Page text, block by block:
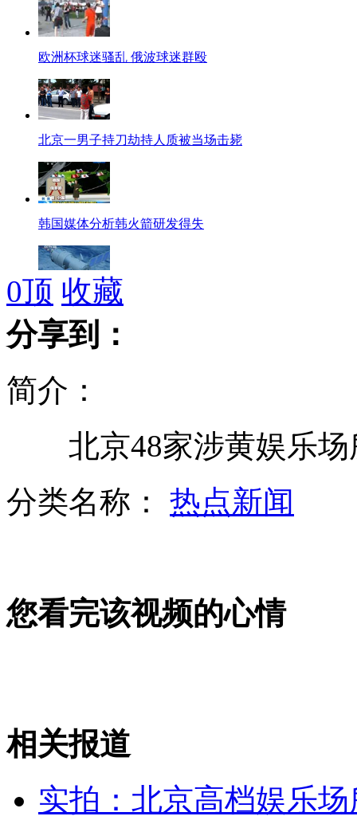
欧洲杯球迷骚乱 俄波球迷群殴
北京一男子持刀劫持人质被当场击毙
韩国媒体分析韩火箭研发得失
天宫一号测试完成 满足对接要求
遭食脸流浪汉胸部发现神秘空洞
李泉赞赵薇八面临风
山西运城恶犬咬伤多人 警民合力深夜将其击毙
0顶 收藏
分享到：
简介：
北京48家涉黄娱乐场
分类名称： 热点新闻
您看完该视频的心情
相关报道
实拍：北京高档娱乐